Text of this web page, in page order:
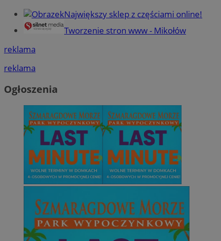
Największy sklep z częściami online!
Tworzenie stron www - Mikołów
reklama
reklama
Ogłoszenia